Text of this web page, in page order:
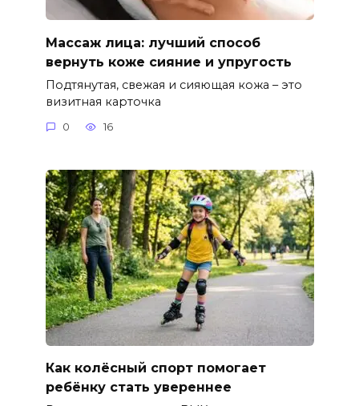
Массаж лица: лучший способ
вернуть коже сияние и упругость
Подтянутая, свежая и сияющая кожа – это
визитная карточка
0 16
Как колёсный спорт помогает
ребёнку стать увереннее